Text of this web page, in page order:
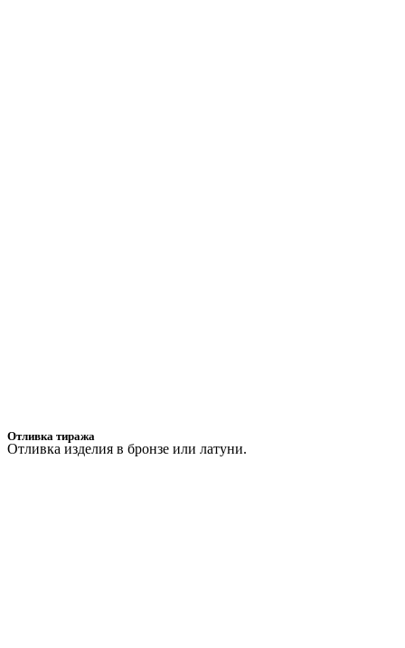
Отливка тиража
Отливка изделия в бронзе или латуни.